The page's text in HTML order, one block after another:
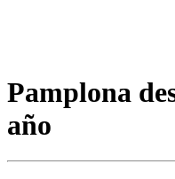
Pamplona
año